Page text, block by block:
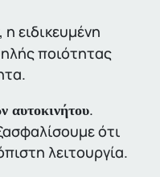
ειδικευμένη
ποιότητας
αυτοκινήτου.
ότι
λειτουργία.